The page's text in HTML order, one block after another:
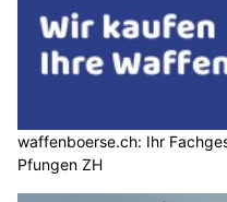
waffenboerse.ch: Ihr
Pfungen ZH